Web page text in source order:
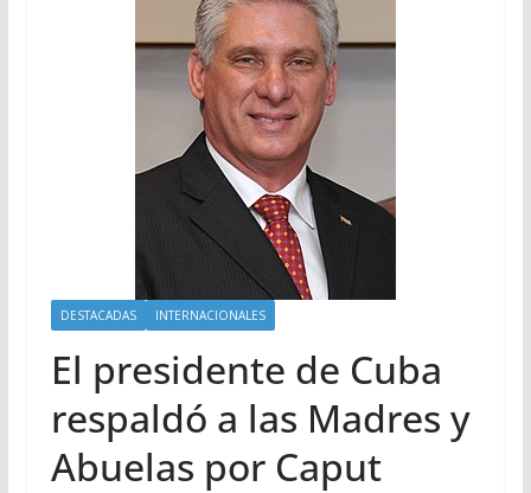
DESTACADAS INTERNACIONALES
El presidente de Cuba
respaldó a las Madres y
Abuelas por Caput